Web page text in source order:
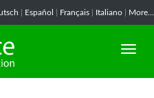
Español Français Italiano More...